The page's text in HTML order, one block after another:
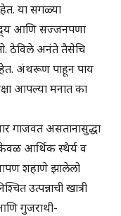
या सगळ्या
आणि सज्जनपणा
ठेविले अनंते तैसेचि
अंथरूण पाहून पाय
आपल्या मनात का
गाजवत असतानासुद्धा
केवळ आर्थिक स्थैर्य व
आपण शहाणे झालेलो
उत्पन्नाची खात्री
गुजराथी-